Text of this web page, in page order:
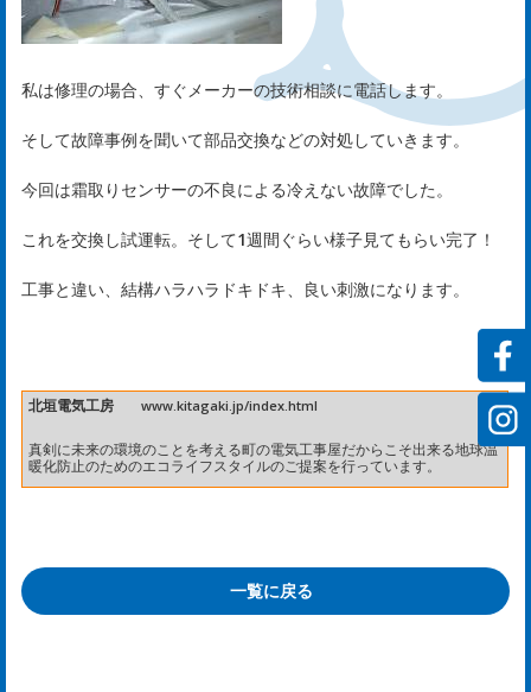
私は修理の場合、すぐメーカーの技術相談に電話します。
そして故障事例を聞いて部品交換などの対処していきます。
今回は霜取りセンサーの不良による冷えない故障でした。
これを交換し試運転。そして1週間ぐらい様子見てもらい完了！
工事と違い、結構ハラハラドキドキ、良い刺激になります。
北垣電気工房 www.kitagaki.jp/index.html
真剣に未来の環境のことを考える町の電気工事屋だからこそ出来る地球温
暖化防止のためのエコライフスタイルのご提案を行っています。
一覧に戻る